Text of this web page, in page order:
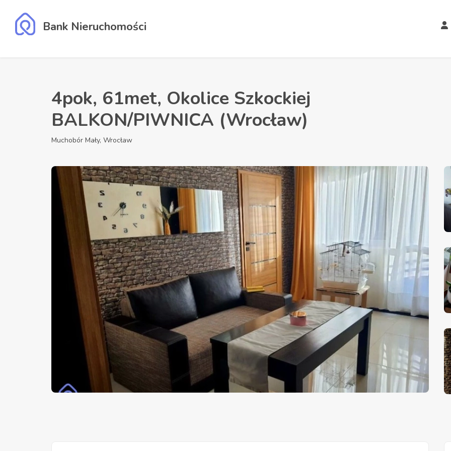
Bank Nieruchomości
4pok, 61met, Okolice Szkockiej
BALKON/PIWNICA (Wrocław)
Muchobór Mały, Wrocław